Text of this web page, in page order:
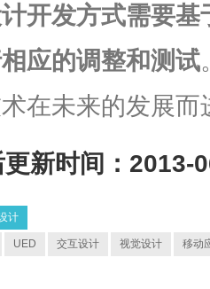
开发方式需要
应的调整和测试
在未来的发展而
新时间：2013-
计
UED 交互设计 视觉设计 移动